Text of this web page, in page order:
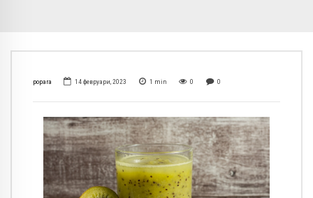
popara 14 февруари, 2023 1 min 0 0